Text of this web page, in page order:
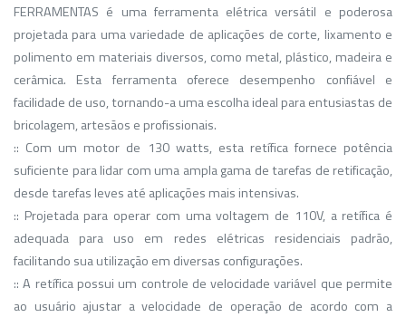
FERRAMENTAS é uma ferramenta elétrica versátil e poderosa
projetada para uma variedade de aplicações de corte, lixamento e
polimento em materiais diversos, como metal, plástico, madeira e
cerâmica. Esta ferramenta oferece desempenho confiável e
facilidade de uso, tornando-a uma escolha ideal para entusiastas de
bricolagem, artesãos e profissionais.
:: Com um motor de 130 watts, esta retífica fornece potência
suficiente para lidar com uma ampla gama de tarefas de retificação,
desde tarefas leves até aplicações mais intensivas.
:: Projetada para operar com uma voltagem de 110V, a retífica é
adequada para uso em redes elétricas residenciais padrão,
facilitando sua utilização em diversas configurações.
:: A retífica possui um controle de velocidade variável que permite
ao usuário ajustar a velocidade de operação de acordo com a